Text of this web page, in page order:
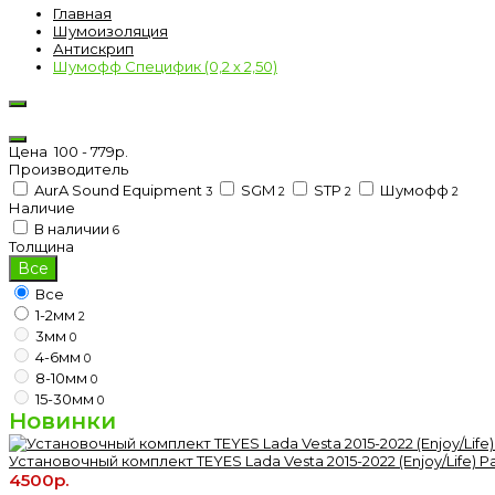
Главная
Шумоизоляция
Антискрип
Шумофф Специфик (0,2 х 2,50)
Цена100 -779р.
Производитель
AurA Sound Equipment 3 SGM 2 STP 2 Шумофф 2
Наличие
В наличии 6
Толщина
Все
Все
1-2мм 2
3мм 0
4-6мм 0
8-10мм 0
15-30мм 0
Новинки
Установочный комплект TEYES Lada Vesta 2015-2022 (Enjoy/Life)
4500р.